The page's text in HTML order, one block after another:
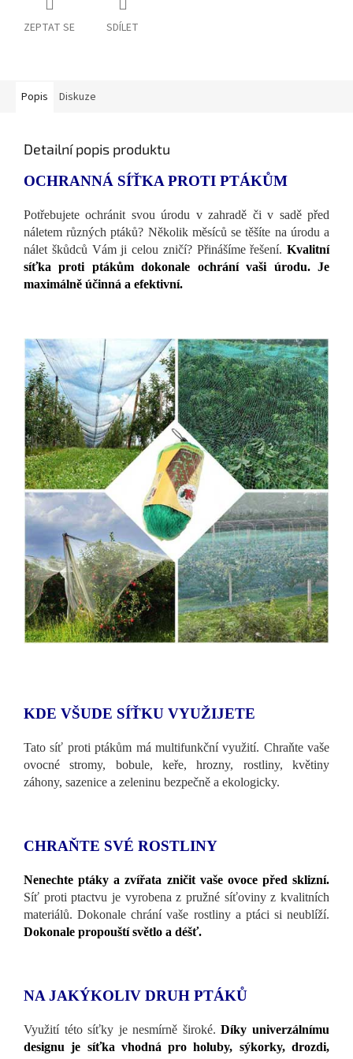
ZEPTAT SE SDÍLET
Popis Diskuze
Detailní popis produktu
OCHRANNÁ SÍŤKA PROTI PTÁKŮM
Potřebujete ochránit svou úrodu v zahradě či v sadě před
náletem různých ptáků? Několik měsíců se těšíte na úrodu a
nálet škůdců Vám ji celou zničí? Přinášíme řešení. Kvalitní
síťka proti ptákům dokonale ochrání vaši úrodu. Je
maximálně účinná a efektivní.
KDE VŠUDE SÍŤKU VYUŽIJETE
Tato síť proti ptákům má multifunkční využití. Chraňte vaše
ovocné stromy, bobule, keře, hrozny, rostliny, květiny
záhony, sazenice a zeleninu bezpečně a ekologicky.
CHRAŇTE SVÉ ROSTLINY
Nenechte ptáky a zvířata zničit vaše ovoce před sklizní.
Síť proti ptactvu je vyrobena z pružné síťoviny z kvalitních
materiálů. Dokonale chrání vaše rostliny a ptáci si neublíží.
Dokonale propouští světlo a déšť.
NA JAKÝKOLIV DRUH PTÁKŮ
Využití této síťky je nesmírně široké.Díky univerzálnímu
designu je síťka vhodná pro holuby, sýkorky, drozdi,